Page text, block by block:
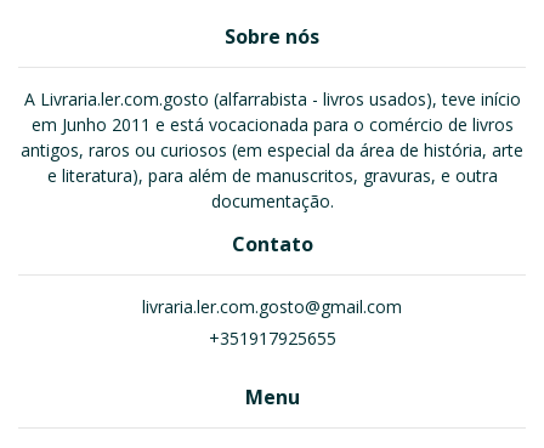
Sobre nós
A Livraria.ler.com.gosto (alfarrabista - livros usados), teve início
em Junho 2011 e está vocacionada para o comércio de livros
antigos, raros ou curiosos (em especial da área de história, arte
e literatura), para além de manuscritos, gravuras, e outra
documentação.
Contato
livraria.ler.com.gosto@gmail.com
+351917925655
Menu